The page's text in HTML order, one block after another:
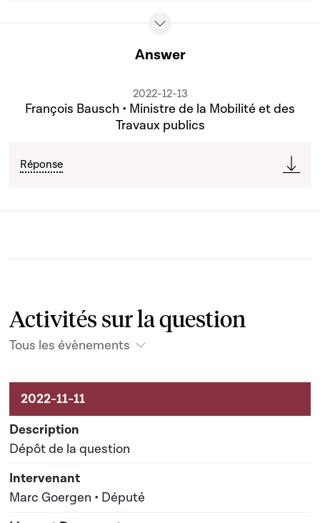
Answer
2022-12-13
François Bausch • Ministre de la Mobilité et des
Travaux publics
Réponse
Activités sur la question
Tous les évènements
Activités sur le dossier
Dépôt de la question
Marc Goergen • Député